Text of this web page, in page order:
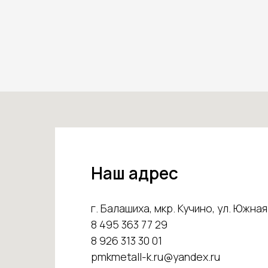
Наш адрес
г. Балашиха, мкр. Кучино, ул. Южная
8 495 363 77 29
8 926 313 30 01
pmkmetall-k.ru@yandex.ru